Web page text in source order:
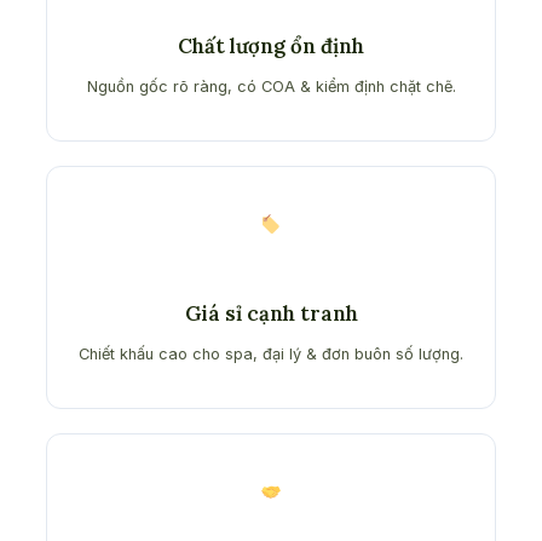
Chất lượng ổn định
Nguồn gốc rõ ràng, có COA & kiểm định chặt chẽ.
Giá sỉ cạnh tranh
Chiết khấu cao cho spa, đại lý & đơn buôn số lượng.